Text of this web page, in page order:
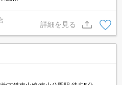
詳細を見る